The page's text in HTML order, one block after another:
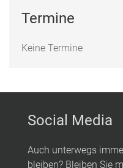
Termine
Keine Termine
Social Media
Auch unterwegs
bleiben? Bleiben Sie